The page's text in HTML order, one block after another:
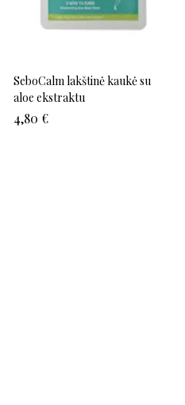
SeboCalm lakštinė kaukė su
aloe ekstraktu
4,80 €